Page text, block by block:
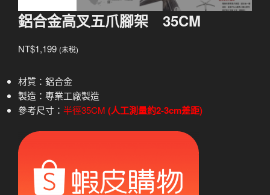
鋁合金高叉五爪腳架 35CM
NT$1,199 (未稅)
材質：鋁合金
製造：專業工廠製造
參考尺寸： 半徑35CM (人工測量約2-3cm差距)